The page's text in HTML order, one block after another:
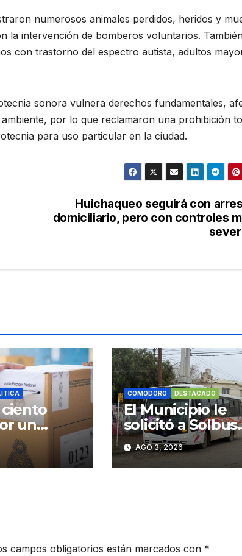
numerosos animales perdidos, heridos y
la intervención de bomberos voluntarios.
con trastorno del espectro autista, adultos
sonora vulnera derechos fundamentales,
por lo que reclamaron una prohibición
para uso particular en la ciudad.
Huichaqueo seguirá con
domiciliario, pero con controles
ciento
un
gobierno
COMODORO DESTACADO
El Municipio le
solicitó a Solbus
mantener
escolares y
habituales
AGO 3, 2026
campos obligatorios están marcados con *